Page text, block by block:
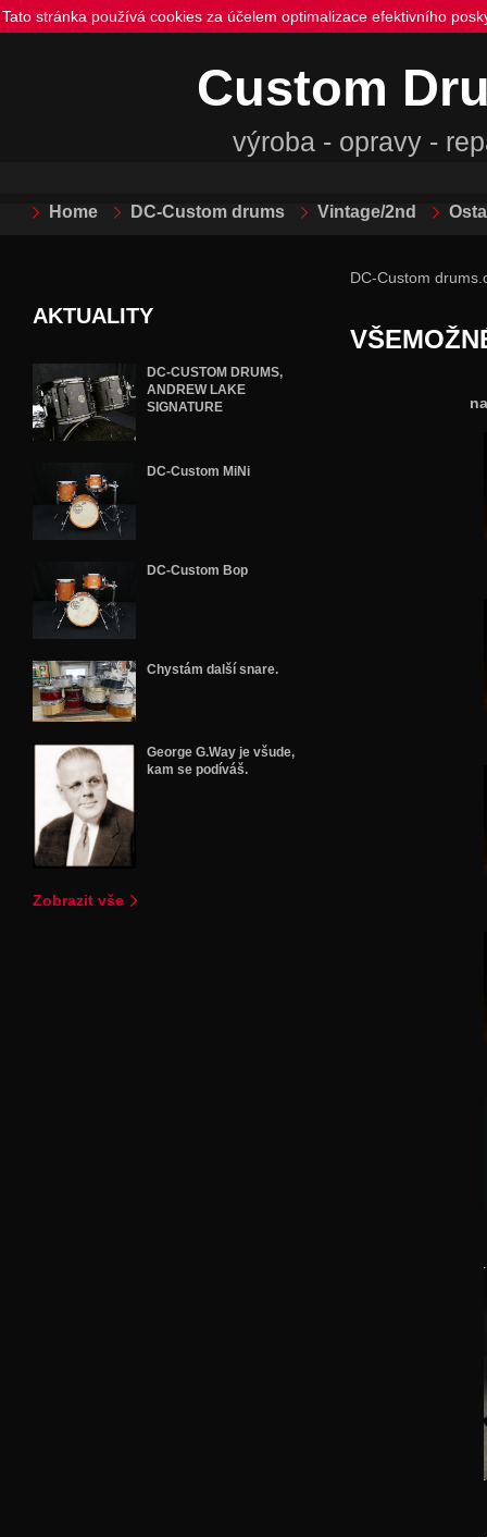
Tato stránka používá cookies za účelem optimalizace efektivního
Custom
výroba - opravy -
Home DC-Custom drums Vintage/2nd
AKTUALITY
DC-CUSTOM DRUMS,
ANDREW LAKE
SIGNATURE
DC-Custom MiNi
DC-Custom Bop
Chystám další snare.
George G.Way je všude,
kam se podíváš.
Zobrazit vše
DC-Custom